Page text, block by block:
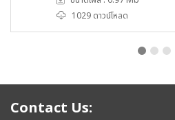
1029 ดาวน์โหลด
Contact Us: